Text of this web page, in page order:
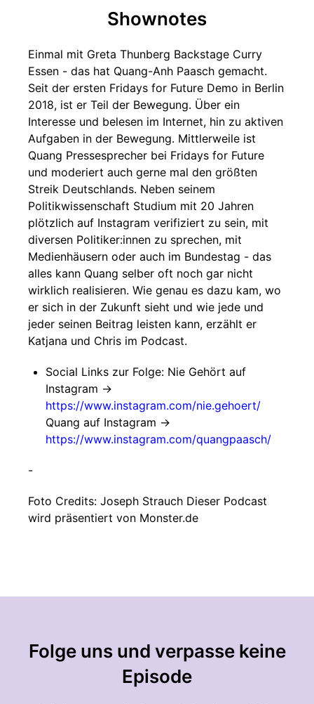
Shownotes
Einmal mit Greta Thunberg Backstage Curry
Essen - das hat Quang-Anh Paasch gemacht.
Seit der ersten Fridays for Future Demo in Berlin
2018, ist er Teil der Bewegung. Über ein
Interesse und belesen im Internet, hin zu aktiven
Aufgaben in der Bewegung. Mittlerweile ist
Quang Pressesprecher bei Fridays for Future
und moderiert auch gerne mal den größten
Streik Deutschlands. Neben seinem
Politikwissenschaft Studium mit 20 Jahren
plötzlich auf Instagram verifiziert zu sein, mit
diversen Politiker:innen zu sprechen, mit
Medienhäusern oder auch im Bundestag - das
alles kann Quang selber oft noch gar nicht
wirklich realisieren. Wie genau es dazu kam, wo
er sich in der Zukunft sieht und wie jede und
jeder seinen Beitrag leisten kann, erzählt er
Katjana und Chris im Podcast.
Social Links zur Folge: Nie Gehört auf
Instagram ->
https://www.instagram.com/nie.gehoert/
Quang auf Instagram ->
https://www.instagram.com/quangpaasch/
-
Foto Credits: Joseph Strauch Dieser Podcast
wird präsentiert von Monster.de
Folge uns und verpasse keine
Episode